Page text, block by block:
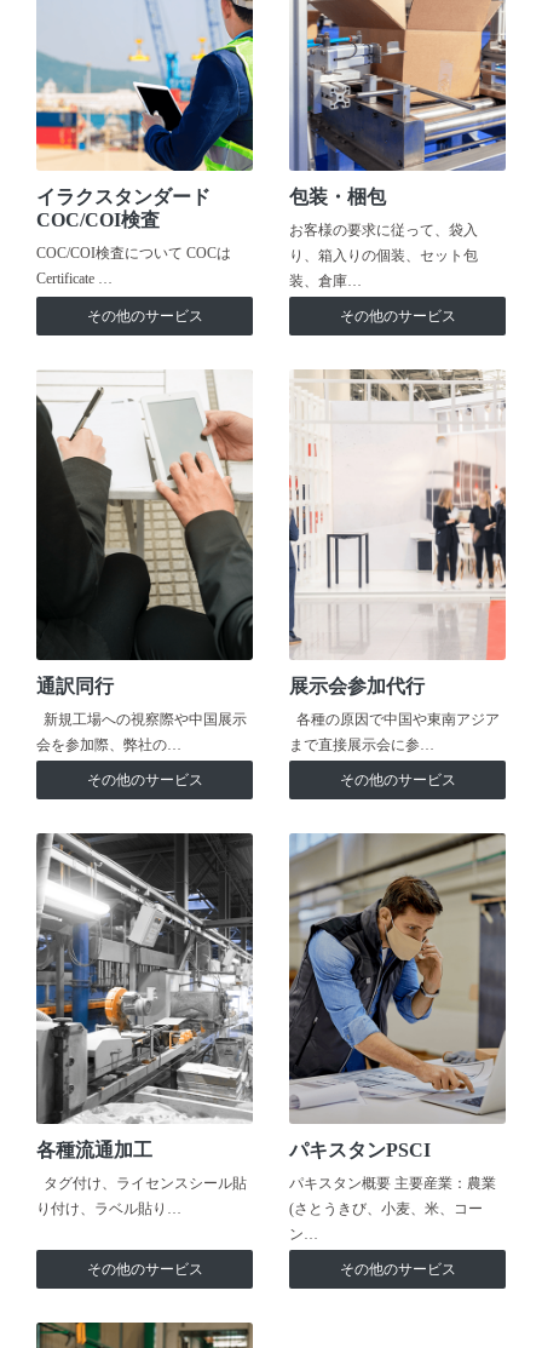
イラクスタンダード
COC/COI検査
COC/COI検査について COCは
Certificate …
その他のサービス
包装・梱包
お客様の要求に従って、袋入
り、箱入りの個装、セット包
装、倉庫…
その他のサービス
通訳同行
新規工場への視察際や中国展示
会を参加際、弊社の…
その他のサービス
展示会参加代行
各種の原因で中国や東南アジア
まで直接展示会に参…
その他のサービス
各種流通加工
タグ付け、ライセンスシール貼
り付け、ラベル貼り…
その他のサービス
パキスタンPSCI
パキスタン概要 主要産業：農業
(さとうきび、小麦、米、コー
ン…
その他のサービス